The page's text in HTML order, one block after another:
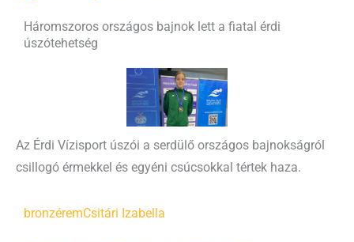
Háromszoros országos bajnok lett a fiatal érdi
úszótehetség
Az Érdi Vízisport úszói a serdülő országos bajnokságról
csillogó érmekkel és egyéni csúcsokkal tértek haza.
bronzéremCsitári Izabella